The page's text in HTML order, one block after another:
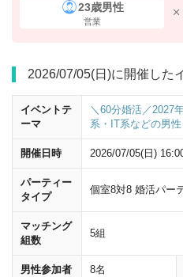
23歳男性
営業
2026/07/05(日)に開催した
イベントテ
ーマ
＼60分婚活／2027
系・IT系などの男性
開催日時 2026/07/05(日)
パーティー
タイプ
個室8対8 婚活パー
マッチング
組数
5組
男性参加者 8名